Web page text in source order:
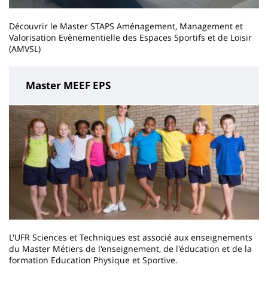
Découvrir le Master STAPS Aménagement, Management et
Valorisation Evènementielle des Espaces Sportifs et de Loisir
(AMVSL)
Master MEEF EPS
L'UFR Sciences et Techniques est associé aux enseignements
du Master Métiers de l'enseignement, de l'éducation et de la
formation Education Physique et Sportive.